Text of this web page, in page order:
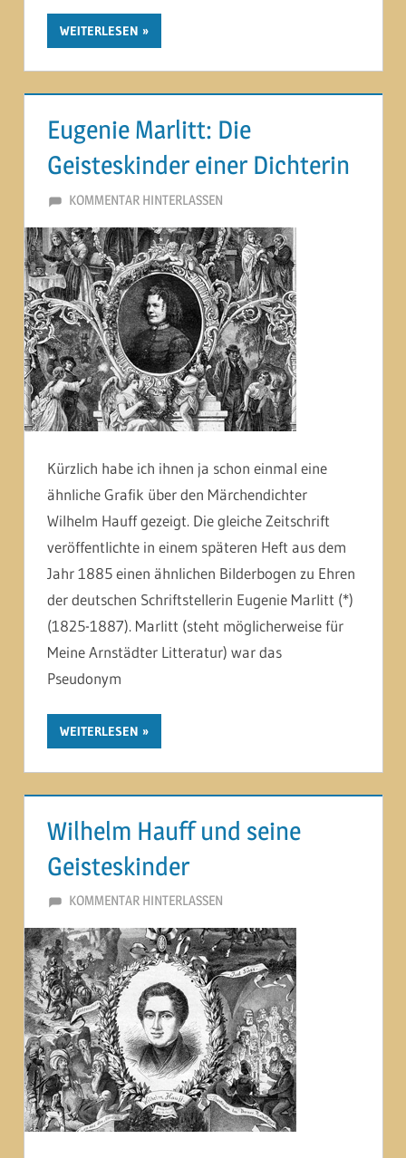
WEITERLESEN
Eugenie Marlitt: Die
Geisteskinder einer Dichterin
18. OKTOBER 2014
MARTINA BERG
KOMMENTAR HINTERLASSEN
Kürzlich habe ich ihnen ja schon einmal eine
ähnliche Grafik über den Märchendichter
Wilhelm Hauff gezeigt. Die gleiche Zeitschrift
veröffentlichte in einem späteren Heft aus dem
Jahr 1885 einen ähnlichen Bilderbogen zu Ehren
der deutschen Schriftstellerin Eugenie Marlitt (*)
(1825-1887). Marlitt (steht möglicherweise für
Meine Arnstädter Litteratur) war das
Pseudonym
WEITERLESEN
Wilhelm Hauff und seine
Geisteskinder
8. OKTOBER 2014
MARTINA BERG
KOMMENTAR HINTERLASSEN